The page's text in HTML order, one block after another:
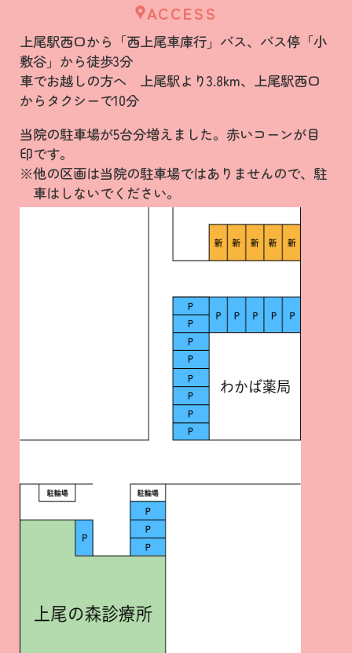
ACCESS
上尾駅西口から「西上尾車庫行」バス、バス停「小
敷谷」から徒歩3分
車でお越しの方へ 上尾駅より3.8km、上尾駅西口
からタクシーで10分
当院の駐車場が5台分増えました。赤いコーンが目
印です。
※他の区画は当院の駐車場ではありませんので、駐
車はしないでください。